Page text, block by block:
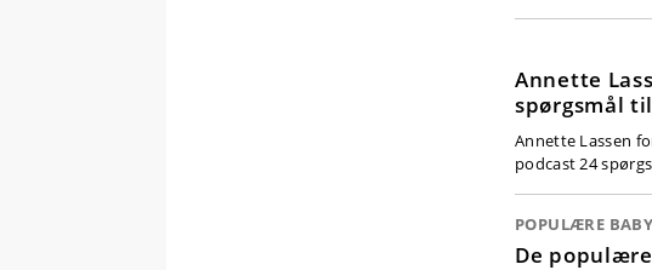
Annette
spørgsmål
Annette Lassen
podcast 24
POPULÆRE
De